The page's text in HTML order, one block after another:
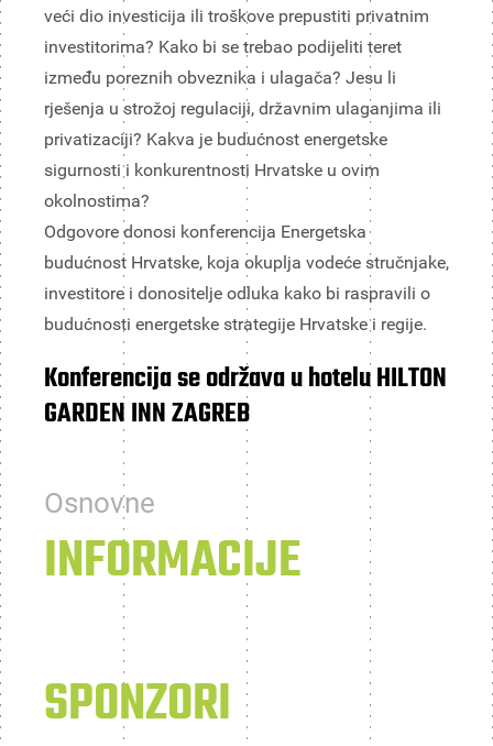
veći dio investicija ili troškove prepustiti privatnim
investitorima? Kako bi se trebao podijeliti teret
između poreznih obveznika i ulagača? Jesu li
rješenja u strožoj regulaciji, državnim ulaganjima ili
privatizaciji? Kakva je budućnost energetske
sigurnosti i konkurentnosti Hrvatske u ovim
okolnostima?
Odgovore donosi konferencija Energetska
budućnost Hrvatske, koja okuplja vodeće stručnjake,
investitore i donositelje odluka kako bi raspravili o
budućnosti energetske strategije Hrvatske i regije.
Konferencija se održava u hotelu HILTON
GARDEN INN ZAGREB
Osnovne
INFORMACIJE
SPONZORI